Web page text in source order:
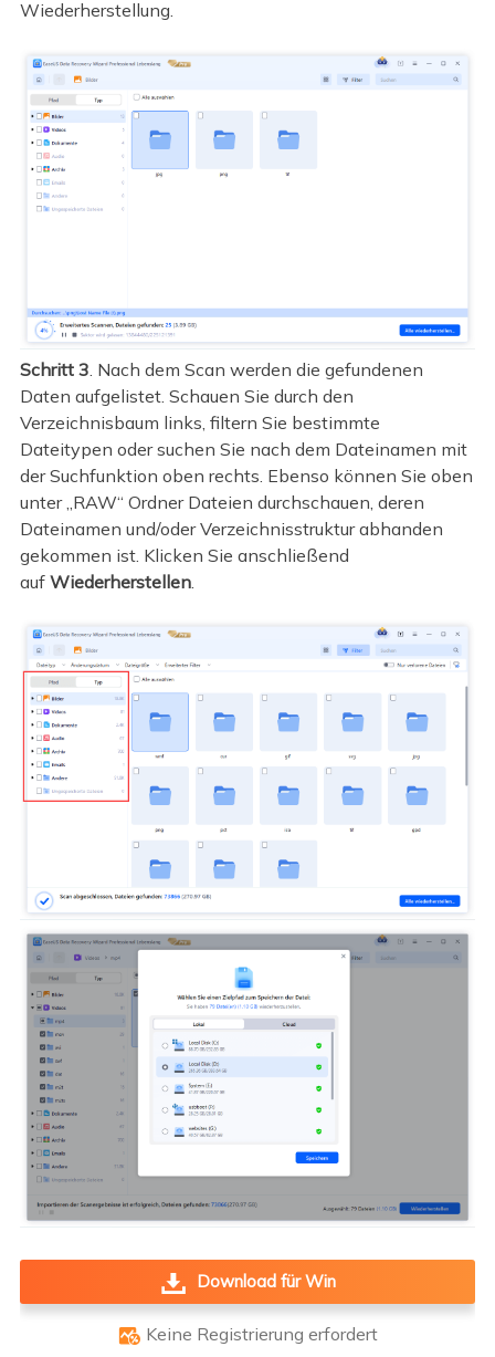
Wiederherstellung.
Schritt 3 . Nach dem Scan werden die gefundenen
Daten aufgelistet. Schauen Sie durch den
Verzeichnisbaum links, filtern Sie bestimmte
Dateitypen oder suchen Sie nach dem Dateinamen mit
der Suchfunktion oben rechts. Ebenso können Sie oben
unter „RAW“ Ordner Dateien durchschauen, deren
Dateinamen und/oder Verzeichnisstruktur abhanden
gekommen ist. Klicken Sie anschließend
auf Wiederherstellen.
Download für Win
 Keine Registrierung erfordert